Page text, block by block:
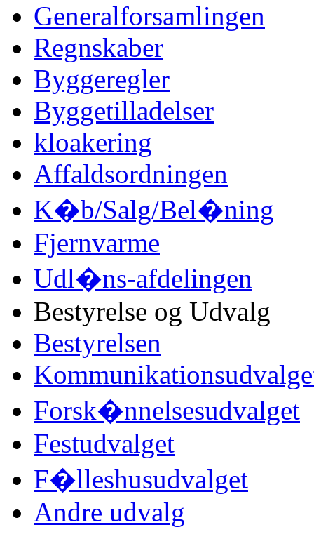
Generalforsamlingen
Regnskaber
Byggeregler
Byggetilladelser
kloakering
Affaldsordningen
K�b/Salg/Bel�ning
Fjernvarme
Udl�ns-afdelingen
Bestyrelse og Udvalg
Bestyrelsen
Forsk�nnelsesudvalget
Festudvalget
F�lleshusudvalget
Andre udvalg